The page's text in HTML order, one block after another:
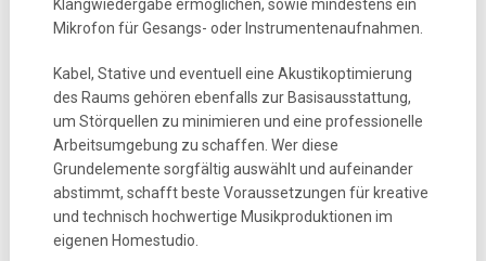
Klangwiedergabe ermöglichen, sowie mindestens ein
Mikrofon für Gesangs- oder Instrumentenaufnahmen.
Kabel, Stative und eventuell eine Akustikoptimierung
des Raums gehören ebenfalls zur Basisausstattung,
um Störquellen zu minimieren und eine professionelle
Arbeitsumgebung zu schaffen. Wer diese
Grundelemente sorgfältig auswählt und aufeinander
abstimmt, schafft beste Voraussetzungen für kreative
und technisch hochwertige Musikproduktionen im
eigenen Homestudio.